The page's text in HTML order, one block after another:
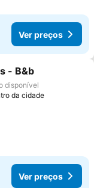
Ver preços
favoritos
- B&b
disponível
da cidade
Ver preços